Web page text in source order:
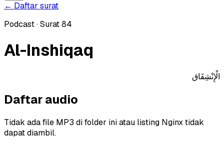
← Daftar surat
Podcast·Surat84
Al-Inshiqaq
الْإِنْشِقَاق
Daftar audio
Tidak ada file MP3 di folder ini atau listing Nginx tidak
dapat diambil.